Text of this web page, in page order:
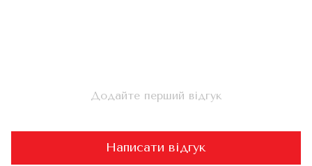
Додайте перший відгук
Написати відгук